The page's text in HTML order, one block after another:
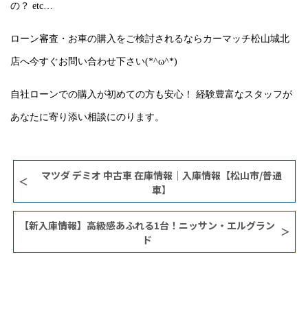
の？ etc…
ローン審査・お車の購入をご検討されるなら カーマッチ松山城北
店へ今すぐお問い合わせ下さい(*^ω^*)
自社ローンでの購入が初めての方も安心！ 経験豊富なスタッフが
あなたに寄り添い相談にのります。
マツダ デミオ 中古車 在庫情報｜入庫情報【松山市/普通
車】
【新入庫情報】高級感あふれる1台！ニッサン・エルグラン
ド